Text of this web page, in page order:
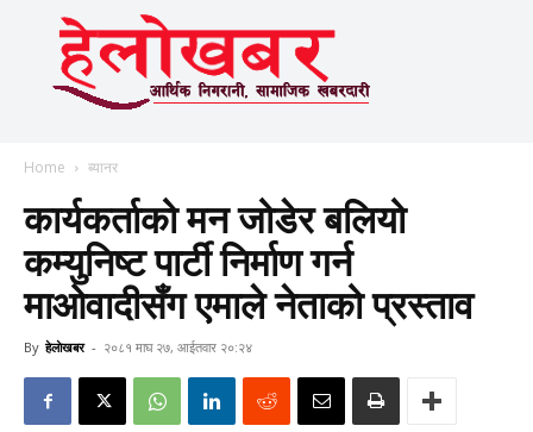
Home ब्यानर
कार्यकर्ताको मन जोडेर बलियो
कम्युनिष्ट पार्टी निर्माण गर्न
माओवादीसँग एमाले नेताको प्रस्ताव
By हेलाेखबर - २०८१ माघ २७, आईतवार २०:२४